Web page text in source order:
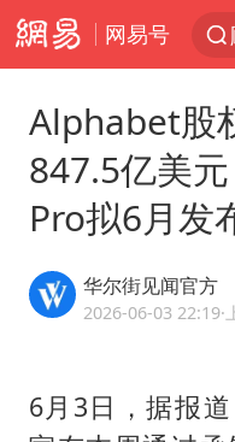
网易号
Alphabet股
847.5亿美
Pro拟6月发
华尔街见闻官方
2026-06-03 22:19·
6月3日，据报